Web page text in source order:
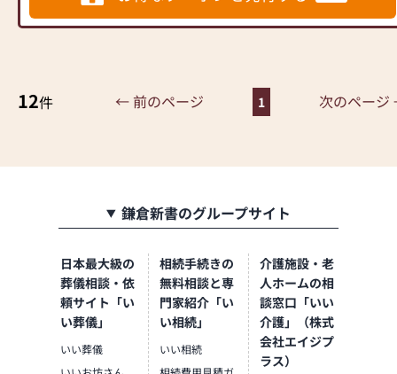
ています。
・長く続く伝統を守りなが
◆お墓の展示もございますの
12件 ← 前のページ 1 次のペー
鎌倉新書のグループサイト
日本最大級の
葬儀相談・依
頼サイト「い
い葬儀」
いい葬儀
相続手続きの
無料相談と専
門家紹介「い
い相続」
いい相続
介護施設・老
人ホームの相
談窓口「いい
介護」（株式
会社エイジプ
ラス）